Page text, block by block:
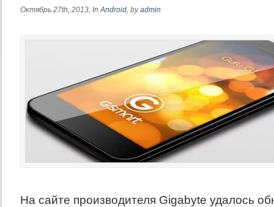
Октябрь 27th, 2013, InAndroid, byadmin
На сайте производителя Gigabyte удалось